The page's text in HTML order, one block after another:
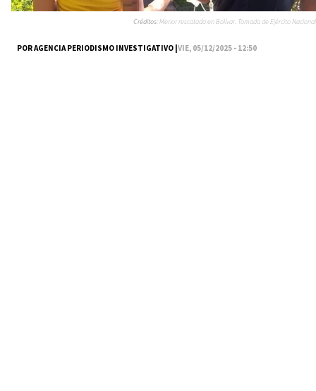
POR AGENCIA PERIODISMO INVESTIGATIVO |VIE, 05/12/2025 - 12:50
Créditos:Menor rescatada en Bolívar. Tomada de Ejército Nacional